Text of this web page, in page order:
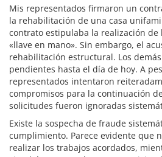
Mis representados firmaron un
la rehabilitación de una casa
contrato estipulaba la realización de
«llave en mano». Sin embargo, el
rehabilitación estructural. Los
pendientes hasta el día de hoy. A
representados intentaron
compromisos para la continuación
solicitudes fueron ignoradas
Existe la sospecha de fraude
cumplimiento. Parece evidente que
realizar los trabajos acordados,